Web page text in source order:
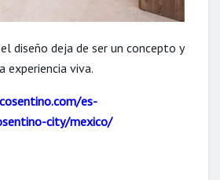
diseño deja de ser un concepto y
experiencia viva.
es-
city/mexico/